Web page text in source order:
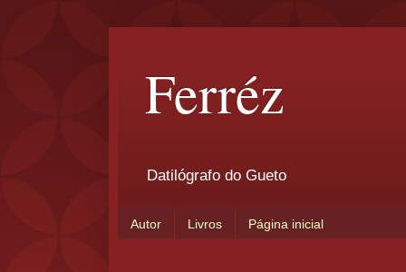
Ferréz
Datilógrafo do Gueto
Autor Livros Página inicial